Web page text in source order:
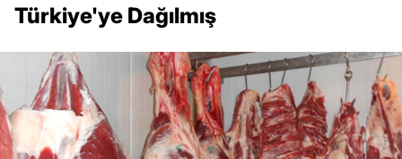
Türkiye'ye Dağılmış